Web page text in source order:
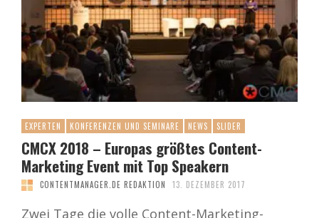
EXPERTEN KONFERENZEN UND SEMINARE NEWS SLIDER
CMCX 2018 – Europas größtes Content-
Marketing Event mit Top Speakern
CONTENTMANAGER.DE REDAKTION 13. DEZEMBER 2017
Zwei Tage die volle Content-Marketing-